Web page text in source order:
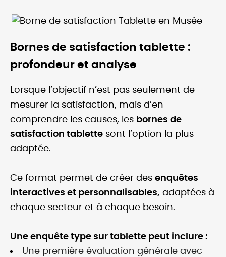
Bornes de satisfaction tablette :
profondeur et analyse
Lorsque l’objectif n’est pas seulement de
mesurer la satisfaction, mais d’en
comprendre les causes, les bornes de
satisfaction tablette sont l’option la plus
adaptée.
Ce format permet de créer des enquêtes
interactives et personnalisables, adaptées à
chaque secteur et à chaque besoin.
Une enquête type sur tablette peut inclure :
Une première évaluation générale avec